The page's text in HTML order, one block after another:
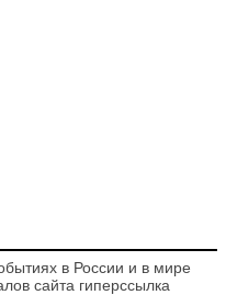
в России и в мире
сайта гиперссылка